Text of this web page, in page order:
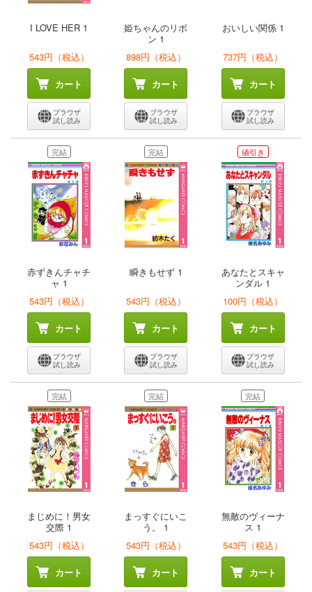
I LOVE HER 1
543円（税込）
カート
ブラウザ
試し読み
姫ちゃんのリボ
ン 1
898円（税込）
カート
ブラウザ
試し読み
おいしい関係 1
737円（税込）
カート
ブラウザ
試し読み
完結
赤ずきんチャチ
ャ 1
543円（税込）
カート
ブラウザ
試し読み
完結
瞬きもせず 1
543円（税込）
カート
ブラウザ
試し読み
値引き
あなたとスキャ
ンダル 1
100円（税込）
カート
ブラウザ
試し読み
完結
まじめに！男女
交際 1
543円（税込）
カート
完結
まっすぐにいこ
う。 1
543円（税込）
カート
完結
無敵のヴィーナ
ス 1
543円（税込）
カート